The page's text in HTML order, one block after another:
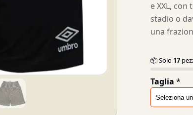
e XXL,
stadio o
una
📦 Solo 17
Taglia *